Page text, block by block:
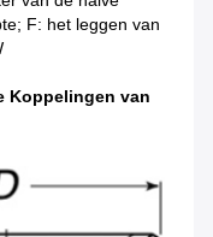
F: het leggen van
Koppelingen van